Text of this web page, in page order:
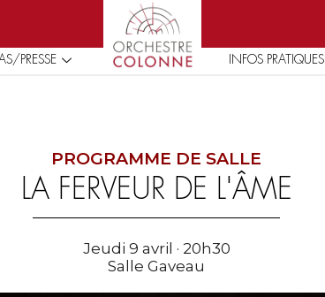
PRESSE INFOS PRATIQUES
PROGRAMME DE SALLE
LA FERVEUR DE L'ÂME
Jeudi 9 avril · 20h30
Salle Gaveau